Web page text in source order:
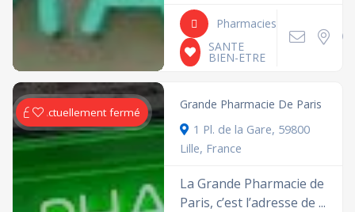
Pharmacies
SANTE
BIEN-ETRE
Actuellement fermé
Grande Pharmacie De Paris
1 Pl. de la Gare, 59800
Lille, France
La Grande Pharmacie de
Paris, c’est l’adresse de ...